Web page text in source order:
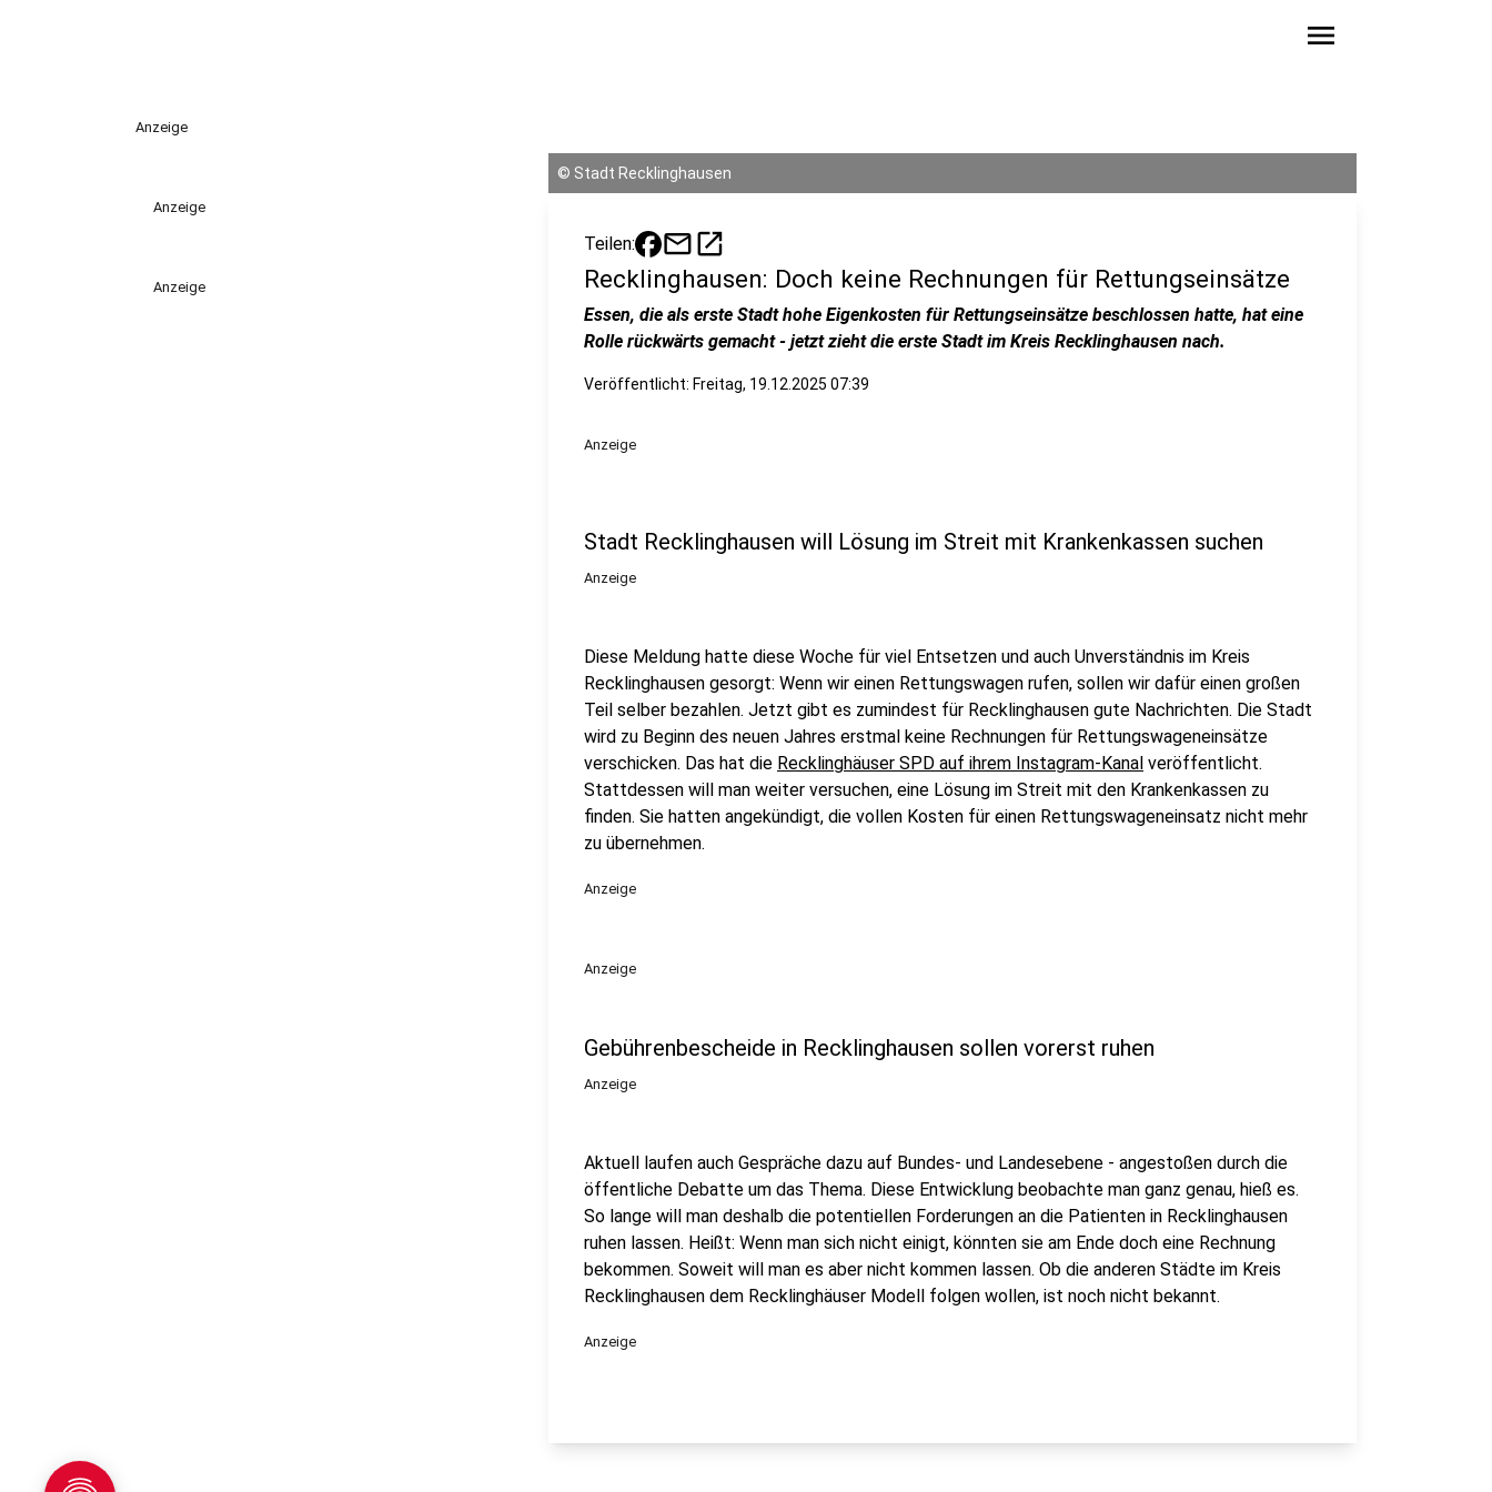
menu
Anzeige
Anzeige
Anzeige
© Stadt Recklinghausen
Teilen: mailopen_in_new
Recklinghausen: Doch keine Rechnungen für Rettungseinsätze
Essen, die als erste Stadt hohe Eigenkosten für Rettungseinsätze beschlossen hatte, hat eine
Rolle rückwärts gemacht - jetzt zieht die erste Stadt im Kreis Recklinghausen nach.
Veröffentlicht: Freitag, 19.12.2025 07:39
Anzeige
Stadt Recklinghausen will Lösung im Streit mit Krankenkassen suchen
Anzeige
Diese Meldung hatte diese Woche für viel Entsetzen und auch Unverständnis im Kreis
Recklinghausen gesorgt: Wenn wir einen Rettungswagen rufen, sollen wir dafür einen großen
Teil selber bezahlen. Jetzt gibt es zumindest für Recklinghausen gute Nachrichten. Die Stadt
wird zu Beginn des neuen Jahres erstmal keine Rechnungen für Rettungswageneinsätze
verschicken. Das hat die Recklinghäuser SPD auf ihrem Instagram-Kanal veröffentlicht.
Stattdessen will man weiter versuchen, eine Lösung im Streit mit den Krankenkassen zu
finden. Sie hatten angekündigt, die vollen Kosten für einen Rettungswageneinsatz nicht mehr
zu übernehmen.
Anzeige
Anzeige
Gebührenbescheide in Recklinghausen sollen vorerst ruhen
Anzeige
Aktuell laufen auch Gespräche dazu auf Bundes- und Landesebene - angestoßen durch die
öffentliche Debatte um das Thema. Diese Entwicklung beobachte man ganz genau, hieß es.
So lange will man deshalb die potentiellen Forderungen an die Patienten in Recklinghausen
ruhen lassen. Heißt: Wenn man sich nicht einigt, könnten sie am Ende doch eine Rechnung
bekommen. Soweit will man es aber nicht kommen lassen. Ob die anderen Städte im Kreis
Recklinghausen dem Recklinghäuser Modell folgen wollen, ist noch nicht bekannt.
Anzeige